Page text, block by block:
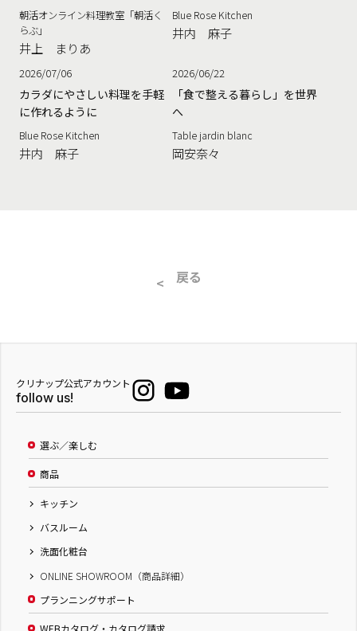
朝活オンライン料理教室「朝活く
らぶ」
井上 まりあ
Blue Rose Kitchen
井内 麻子
2026/07/06
カラダにやさしい料理を手軽
に作れるように
Blue Rose Kitchen
井内 麻子
2026/06/22
「食で整える暮らし」を世界
へ
Table jardin blanc
岡安奈々
戻る
クリナップ公式アカウント
follow us!
選ぶ／楽しむ
商品
キッチン
バスルーム
洗面化粧台
ONLINE SHOWROOM（商品詳細）
プランニングサポート